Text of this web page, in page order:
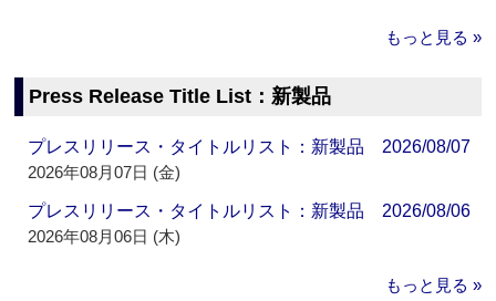
もっと見る »
Press Release Title List：新製品
プレスリリース・タイトルリスト：新製品 2026/08/07
2026年08月07日 (金)
プレスリリース・タイトルリスト：新製品 2026/08/06
2026年08月06日 (木)
もっと見る »